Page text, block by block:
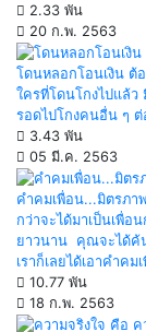
2.33 พัน
20 ก.พ. 2563
โดนหลอกโอนเงิน ต้อ
ใครที่โดนโกงไปแล้
รอดไปโกงคนอื่น ๆ ต่
3.43 พัน
05 มี.ค. 2563
คำคมเพื่อน...มิตรภา
กว่าจะได้มาเป็นเพื่อ
ยาวนาน คุณจะได้ค้
เราก็เลยได้เอาคำค
10.77 พัน
18 ก.พ. 2563